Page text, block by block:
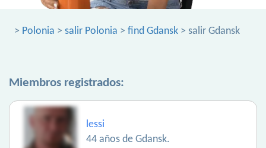
> Polonia > salir Polonia > find Gdansk > salir Gdansk
Miembros registrados:
lessi
44 años de Gdansk.